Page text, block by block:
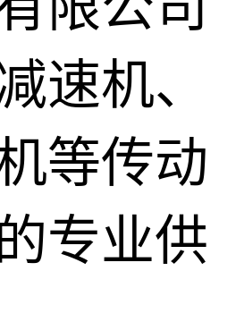
速机、
等传动
专业供